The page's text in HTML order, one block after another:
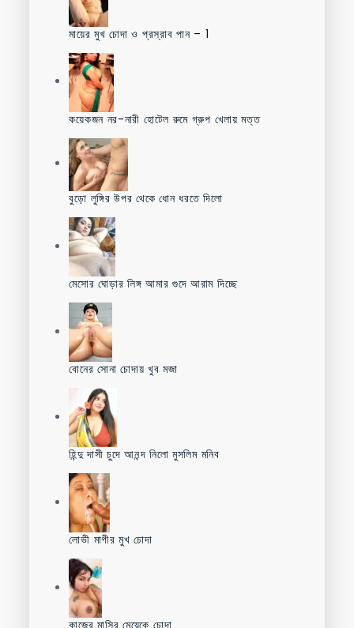
মায়ের মুখ চোদা ও প্রস্রাব পান – 1
কয়েকজন নর-নারী হোটেল রুমে গ্রুপ খেলায় মত্ত
বুড়ো লুঙ্গির উপর থেকে ধোন ধরতে দিলো
মেসোর ঘোড়ার লিঙ্গ আমার গুদে আরাম দিচ্ছে
বোনের সোনা চোদায় খুব মজা
হিন্দু দাসী চুদে আনন্দ নিলো মুসলিম মনিব
লোভী মাগীর মুখ চোদা